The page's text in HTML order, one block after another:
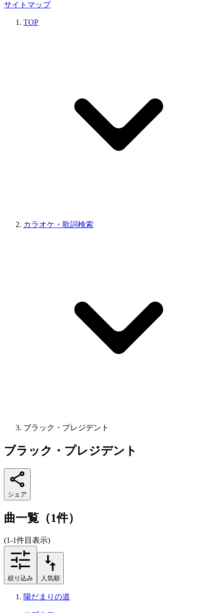
サイトマップ
TOP
カラオケ・歌詞検索
ブラック・プレジデント
ブラック・プレジデント
シェア
曲一覧（1件）
(1-1件目表示)
絞り込み 人気順
陽だまりの道